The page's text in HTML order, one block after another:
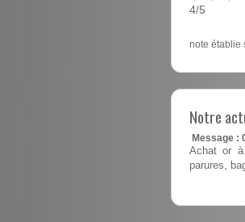
4/5
note établie
Notre
Message :
Achat or à
parures,